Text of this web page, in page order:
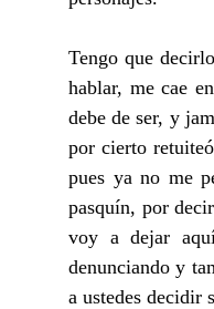
Tengo que
hablar, me cae
debe de ser, y
por cierto
pues ya no me
pasquín, por
voy a dejar
denunciando y
a ustedes decidir